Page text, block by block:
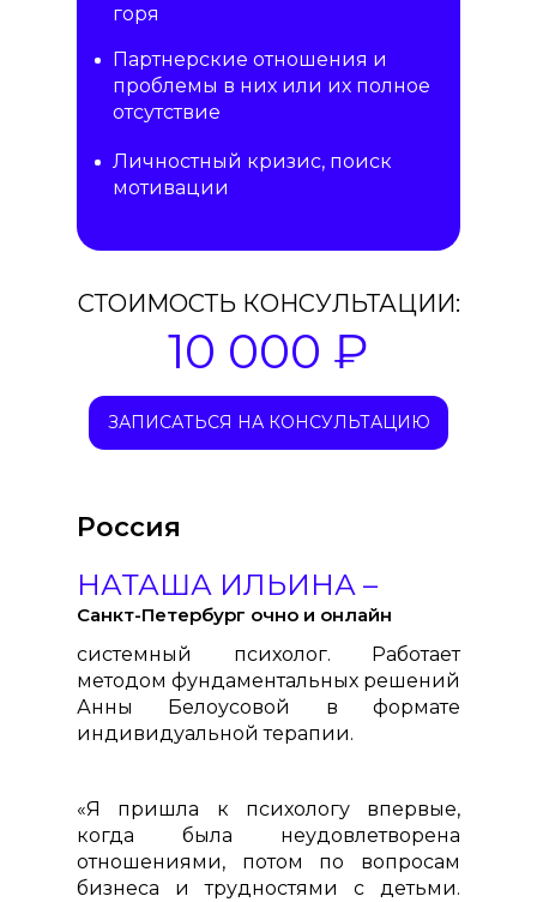
СТОИМОСТЬ КОНСУЛЬТАЦИИ:
10 000 ₽
Личностный кризис, поиск
мотивации
горя
Партнерские отношения и
проблемы в них или их полное
отсутствие
ЗАПИСАТЬСЯ НА КОНСУЛЬТАЦИЮ
системный психолог. Работает
методом фундаментальных решений
Анны Белоусовой в формате
индивидуальной терапии.
Санкт-Петербург очно и онлайн
«Я пришла к психологу впервые,
когда была неудовлетворена
отношениями, потом по вопросам
бизнеса и трудностями с детьми.
НАТАША ИЛЬИНА –
Россия